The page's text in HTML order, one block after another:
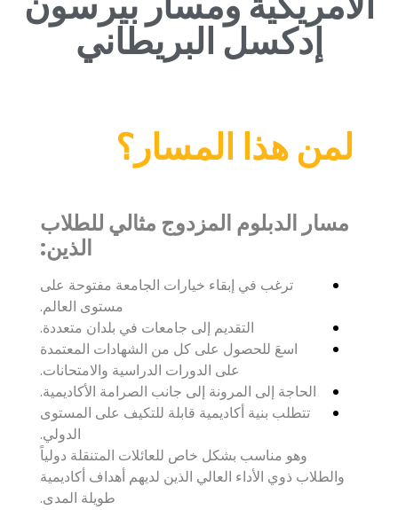
إدكسل البريطاني
لمن هذا المسار؟
مسار الدبلوم المزدوج مثالي للطلاب
الذين:
ترغب في إبقاء خيارات الجامعة مفتوحة على
مستوى العالم.
التقديم إلى جامعات في بلدان متعددة.
اسعَ للحصول على كل من الشهادات المعتمدة
على الدورات الدراسية والامتحانات.
الحاجة إلى المرونة إلى جانب الصرامة الأكاديمية.
تتطلب بنية أكاديمية قابلة للتكيف على المستوى
الدولي.
وهو مناسب بشكل خاص للعائلات المتنقلة دولياً
والطلاب ذوي الأداء العالي الذين لديهم أهداف أكاديمية
طويلة المدى.